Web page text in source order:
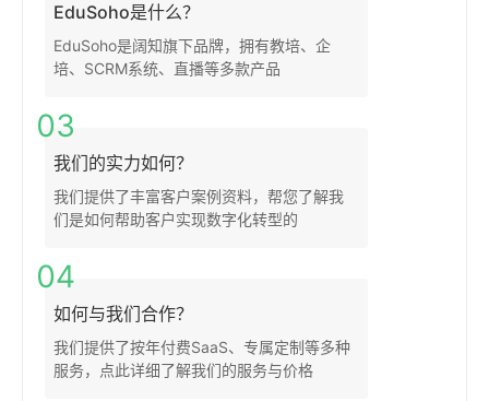
EduSoho是什么？
EduSoho是阔知旗下品牌，拥有教培、企
培、SCRM系统、直播等多款产品
03
我们的实力如何？
我们提供了丰富客户案例资料，帮您了解我
们是如何帮助客户实现数字化转型的
04
如何与我们合作？
我们提供了按年付费SaaS、专属定制等多种
服务，点此详细了解我们的服务与价格